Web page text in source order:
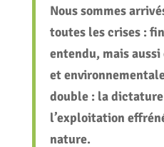
Nous sommes
toutes les crises :
entendu, mais
et
double : la
l’exploitation
nature.